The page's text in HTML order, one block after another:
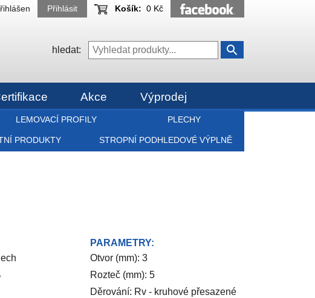
Přihlásit Košík: 0 Kč
hledat:
LEMOVACÍ PROFILY PLECHY
PRODUKTY STROPNÍ PODHLEDOVÉ VÝPLNĚ
Akce Výprodej
PARAMETRY:
Otvor (mm): 3
Rozteč (mm): 5
Děrování: Rv - kruhové přesazené